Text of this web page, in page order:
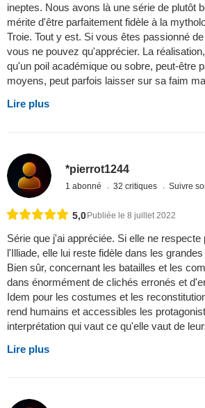
ineptes. Nous avons là une série de plutôt
mérite d'être parfaitement fidèle à la
Troie. Tout y est. Si vous êtes passionné
vous ne pouvez qu'apprécier. La
qu'un poil académique ou sobre, peut-être
moyens, peut parfois laisser sur sa faim
Lire plus
*pierrot1244
1 abonné 32 critiques Suivre
5,0 Publiée le 8 juillet 2022
Série que j'ai appréciée. Si elle ne respecte
l'Illiade, elle lui reste fidèle dans les
Bien sûr, concernant les batailles et les
dans énormément de clichés erronés et
Idem pour les costumes et les
rend humains et accessibles les
interprétation qui vaut ce qu'elle vaut de
Lire plus